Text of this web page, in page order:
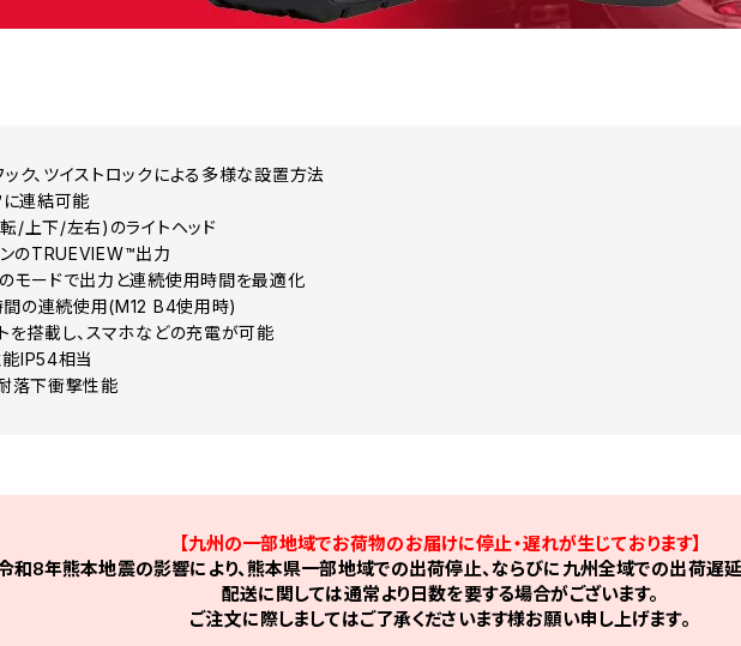
ック、ツイストロックによる多様な設置方法
連結可能
/上下/左右)のライトヘッド
のTRUEVIEW™出力
モードで出力と連続使用時間を最適化
の連続使用(M12 B4使用時)
を搭載し、スマホなどの充電が可能
能IP54相当
落下衝撃性能
【九州の一部地域でお荷物のお届けに停止・遅れが生じております】
和8年熊本地震の影響により、熊本県一部地域での出荷停止、ならびに九州全域での出荷遅延
配送に関しては通常より日数を要する場合がございます。
ご注文に際しましてはご了承くださいます様お願い申し上げます。